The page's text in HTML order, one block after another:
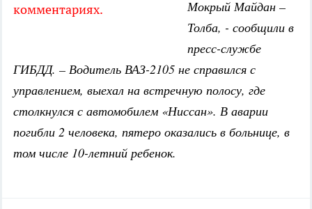
комментариях.
Мокрый Майдан –
Толба, - сообщили в
пресс-службе
ГИБДД. – Водитель ВАЗ-2105 не справился с
управлением, выехал на встречную полосу, где
столкнулся с автомобилем «Ниссан». В аварии
погибли 2 человека, пятеро оказались в больнице, в
том числе 10-летний ребенок.